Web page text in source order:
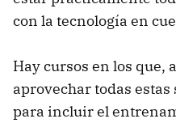
con la tecnología en
Hay cursos en los que,
aprovechar todas
para incluir el